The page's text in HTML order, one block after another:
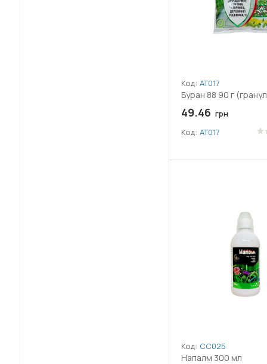
Код: АТ017
Буран 88 90 г
49.46 грн
Код: АТ017
Код: СС025
Напалм 300 мл